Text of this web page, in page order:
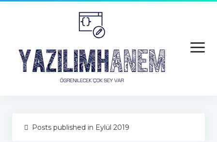
open
menu
Python
Posts published in Eylül 2019